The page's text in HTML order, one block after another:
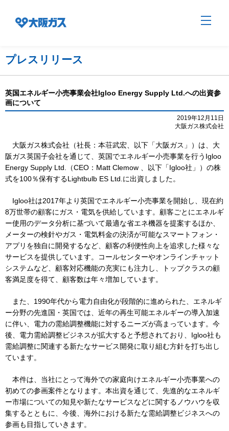
企業情報
ご家庭のお客さま
社会貢献
サステナビリティ
IR情報
プレスリリース
プレスリリース
英国エネルギー小売事業会社Igloo Energy Supply Ltd.への出資参
画について
2019年12月11日
大阪ガス株式会社
大阪ガス株式会社（社長：本荘武宏、以下「大阪ガス」）は、大
阪ガス英国子会社を通じて、英国でエネルギー小売事業を行うIgloo
Energy Supply Ltd.（CEO：Matt Clemow 、以下「Igloo社」）の株
式を100％保有するLightbulb ES Ltd.に出資しました。
Igloo社は2017年より英国でエネルギー小売事業を開始し、現在約
8万世帯の顧客にガス・電気を供給しています。顧客ごとにエネルギ
ー使用のデータ分析に基づいて最適な省エネ機器を提案するほか、
メーターの検針やガス・電気料金の決済が可能なスマートフォン・
アプリを独自に開発するなど、顧客の利便性向上を追求した様々な
サービスを提供しています。コールセンターやオンラインチャット
システムなど、顧客対応機能の充実にも注力し、トップクラスの顧
客満足度を得て、顧客数は年々増加しています。
また、1990年代から電力自由化が段階的に進められた、エネルギ
ー分野の先進国・英国では、近年の再生可能エネルギーの導入加速
に伴い、電力の需給調整機能に対するニーズが高まっています。今
後、電力需給調整ビジネスが拡大すると予想されており、Igloo社も
需給調整に関連する新たなサービス開発に取り組む方針を打ち出し
ています。
本件は、当社にとって海外での家庭向けエネルギー小売事業への
初めての参画案件となります。本出資を通じて、先進的なエネルギ
ー市場についての知見や新たなサービスなどに関するノウハウを収
集するとともに、今後、海外における新たな需給調整ビジネスへの
参画も目指していきます。